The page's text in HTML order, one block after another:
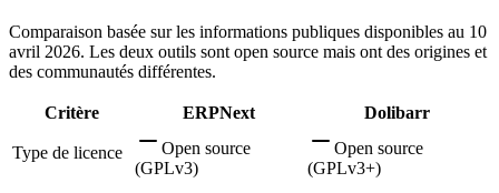
Comparaison basée sur les informations publiques disponibles au 10
avril 2026. Les deux outils sont open source mais ont des origines et
des communautés différentes.
Critère ERPNext Dolibarr
Type de licence
Open source
(GPLv3)
Open source
(GPLv3+)